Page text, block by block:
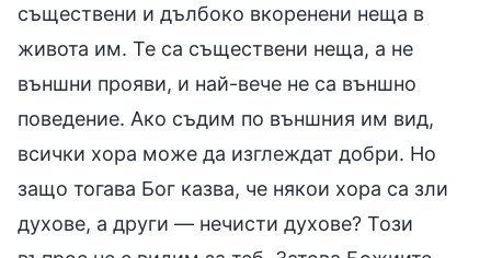
съществени и дълбоко вкоренени неща в
живота им. Те са съществени неща, а не
външни прояви, и най-вече не са външно
поведение. Ако съдим по външния им вид,
всички хора може да изглеждат добри. Но
защо тогава Бог казва, че някои хора са зли
духове, а други — нечисти духове? Този